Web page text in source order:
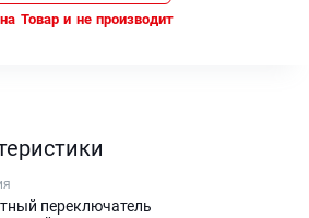
Товар и не производит
переключатель